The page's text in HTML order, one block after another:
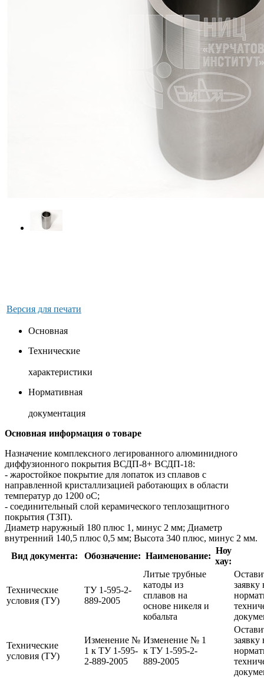
Версия для печати
Основная
Технические
характеристики
Нормативная
документация
Основная информация о товаре
Назначение комплексного легированного алюминидного
диффузионного покрытия ВСДП-8+ ВСДП-18:
- жаростойкое покрытие для лопаток из сплавов с
направленной кристаллизацией работающих в области
температур до 1200 оС;
- соединительный слой керамического теплозащитного
покрытия (ТЗП).
Диаметр наружный 180 плюс 1, минус 2 мм; Диаметр
внутренний 140,5 плюс 0,5 мм; Высота 340 плюс, минус 2 мм.
Вид документа:
Обозначение: Наименование:
Ноу
хау:
Технические
условия (ТУ)
ТУ 1-595-2-
889-2005
Литые трубные
катоды из
сплавов на
основе никеля и
кобальта
заявку
Технические
условия (ТУ)
Изменение №
1 к ТУ 1-595-
2-889-2005
Изменение № 1
к ТУ 1-595-2-
889-2005
заявку